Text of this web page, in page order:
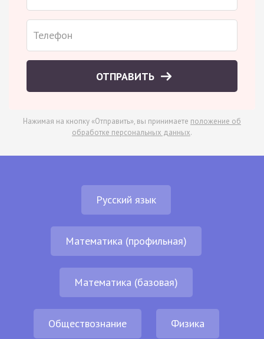
ОТПРАВИТЬ
Нажимая на кнопку «Отправить», вы принимаете положение об
обработке персональных данных.
Русский язык
Математика (профильная)
Математика (базовая)
Обществознание Физика